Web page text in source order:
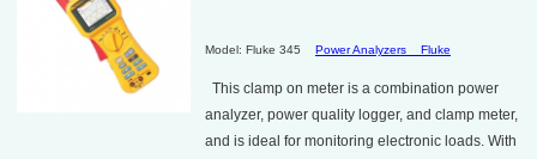
Model: Fluke 345 Power Analyzers Fluke
This clamp on meter is a combination power
analyzer, power quality logger, and clamp meter,
and is ideal for monitoring electronic loads. With